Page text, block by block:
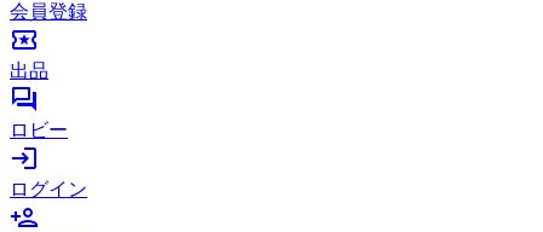
会員登録
local_activity
出品
forum
ロビー
login
ログイン
person_add